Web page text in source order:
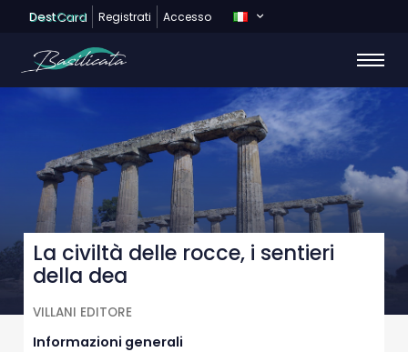
DestCard Registrati Accesso
La civiltà delle rocce, i sentieri
della dea
VILLANI EDITORE
Informazioni generali